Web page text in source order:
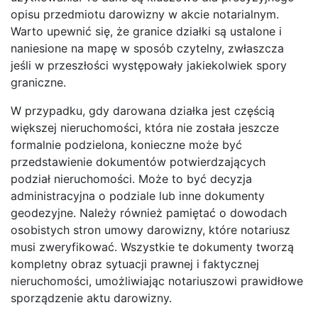
opisu przedmiotu darowizny w akcie notarialnym.
Warto upewnić się, że granice działki są ustalone i
naniesione na mapę w sposób czytelny, zwłaszcza
jeśli w przeszłości występowały jakiekolwiek spory
graniczne.
W przypadku, gdy darowana działka jest częścią
większej nieruchomości, która nie została jeszcze
formalnie podzielona, konieczne może być
przedstawienie dokumentów potwierdzających
podział nieruchomości. Może to być decyzja
administracyjna o podziale lub inne dokumenty
geodezyjne. Należy również pamiętać o dowodach
osobistych stron umowy darowizny, które notariusz
musi zweryfikować. Wszystkie te dokumenty tworzą
kompletny obraz sytuacji prawnej i faktycznej
nieruchomości, umożliwiając notariuszowi prawidłowe
sporządzenie aktu darowizny.